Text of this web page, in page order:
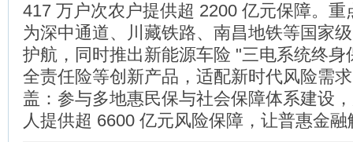
417 万户次农户提供超 2200 亿元保障。重
为深中通道、川藏铁路、南昌地铁等国家
护航，同时推出新能源车险 "三电系统终身
全责任险等创新产品，适配新时代风险需
盖：参与多地惠民保与社会保障体系建设
人提供超 6600 亿元风险保障，让普惠金